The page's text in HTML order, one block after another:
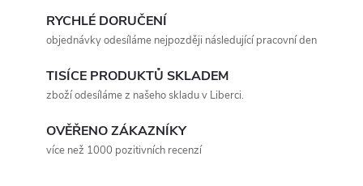
RYCHLÉ DORUČENÍ
objednávky odesíláme nejpozději následující pracovní den
TISÍCE PRODUKTŮ SKLADEM
zboží odesíláme z našeho skladu v Liberci.
OVĚŘENO ZÁKAZNÍKY
více než 1000 pozitivních recenzí